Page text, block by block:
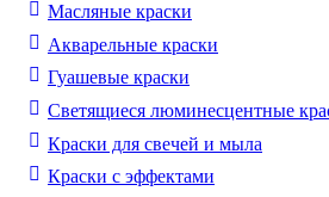
Масляные краски
Акварельные краски
Гуашевые краски
Светящиеся люминесцентные
Краски для свечей и мыла
Краски с эффектами